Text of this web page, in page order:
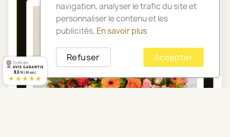
navigation, analyser le trafic du site et
personnaliser le contenu et les
publicités. En savoir plus
Accepter
Refuser
9.3/10 (48 avis)
★★★★★